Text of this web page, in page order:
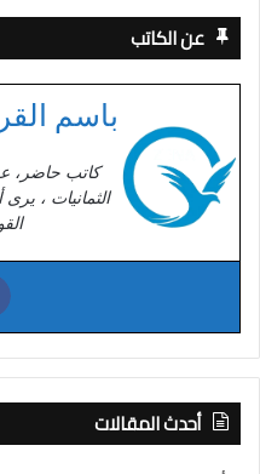
عن الكاتب
باسم
كاتب حاضر،
الثمانيات ،
أحدث المقالات